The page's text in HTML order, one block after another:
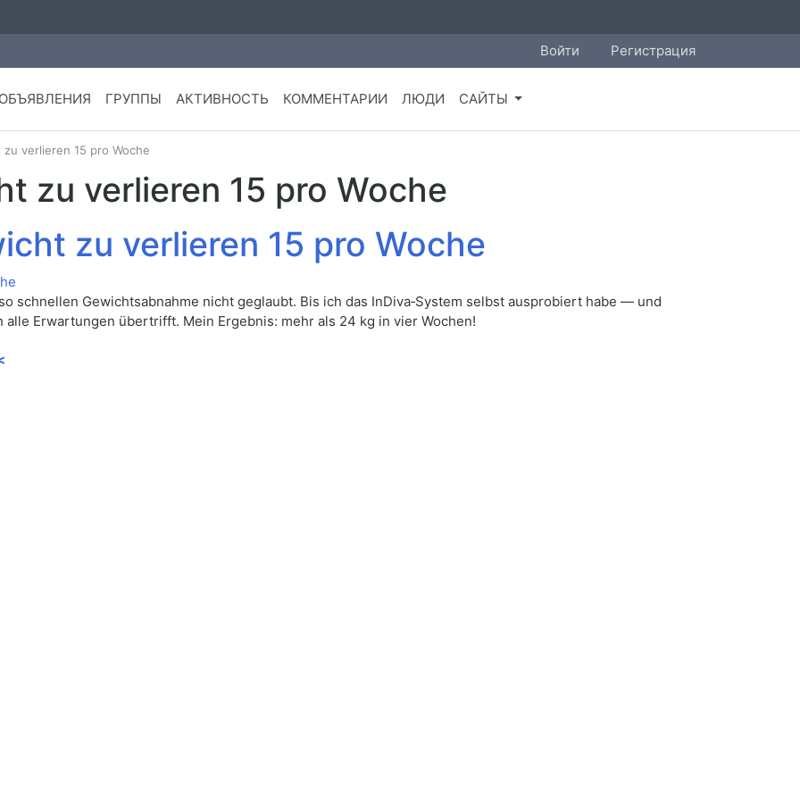
Войти Регистрация
ОБЪЯВЛЕНИЯ ГРУППЫ АКТИВНОСТЬ КОММЕНТАРИИ ЛЮДИ САЙТЫ
verlieren 15 pro Woche
zu verlieren 15 pro Woche
zu verlieren 15 pro Woche
schnellen Gewichtsabnahme nicht geglaubt. Bis ich das InDiva‑System selbst ausprobiert habe — und
Erwartungen übertrifft. Mein Ergebnis: mehr als 24 kg in vier Wochen!